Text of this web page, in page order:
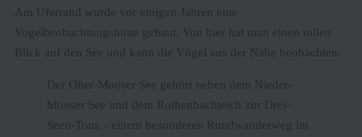
Am Uferrand wurde vor einigen Jahren eine
Vogelbeobachtungshütte gebaut. Von hier hat man einen tollen
Blick auf den See und kann die Vögel aus der Nähe beobachten.
Der Ober-Mooser See gehört neben dem Nieder-
Mooser See und dem Rothenbachteich zur Drei-
Seen-Tour, - einem besonderen Rundwanderweg im